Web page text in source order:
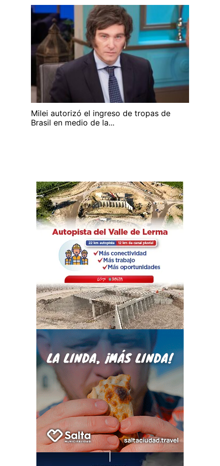
Milei autorizó el ingreso de tropas de
Brasil en medio de la...